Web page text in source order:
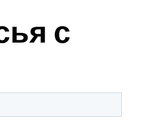
с